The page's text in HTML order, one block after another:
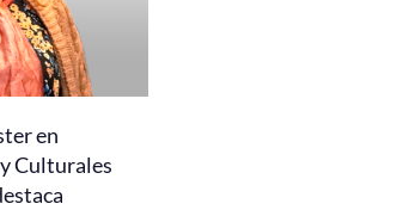
en
Culturales